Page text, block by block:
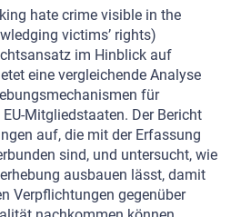
hate crime visible in the
victims’ rights)
im Hinblick auf
eine vergleichende Analyse
für
Mitgliedstaaten. Der Bericht
auf, die mit der Erfassung
sind, und untersucht, wie
ausbauen lässt, damit
Verpflichtungen gegenüber